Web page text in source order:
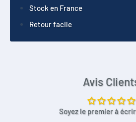
Stock en France
Retour facile
Avis
Soyez le premier à